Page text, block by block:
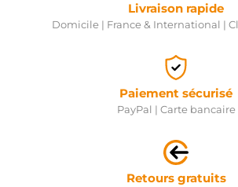
Livraison rapide
Domicile | France & International |
Paiement sécurisé
PayPal | Carte bancaire
Retours gratuits